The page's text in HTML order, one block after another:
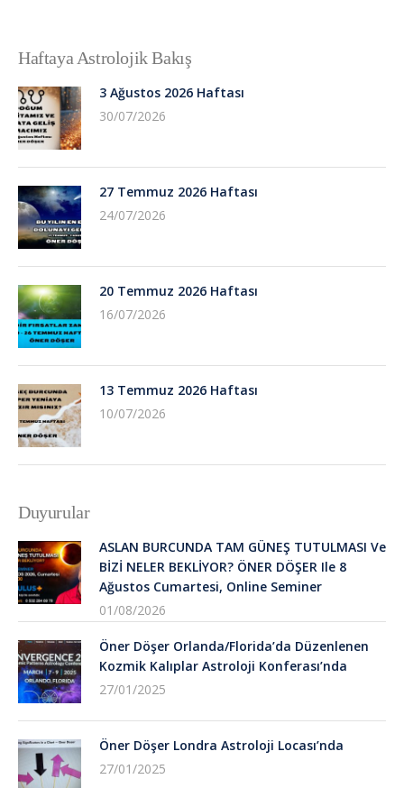
Haftaya Astrolojik Bakış
3 Ağustos 2026 Haftası
30/07/2026
27 Temmuz 2026 Haftası
24/07/2026
20 Temmuz 2026 Haftası
16/07/2026
13 Temmuz 2026 Haftası
10/07/2026
Duyurular
ASLAN BURCUNDA TAM GÜNEŞ TUTULMASI Ve
BİZİ NELER BEKLİYOR? ÖNER DÖŞER Ile 8
Ağustos Cumartesi, Online Seminer
01/08/2026
Öner Döşer Orlanda/Florida’da Düzenlenen
Kozmik Kalıplar Astroloji Konferası’nda
27/01/2025
Öner Döşer Londra Astroloji Locası’nda
27/01/2025